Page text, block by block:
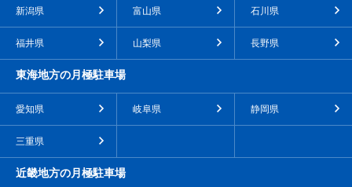
新潟県 富山県 石川県
福井県 山梨県 長野県
東海地方の月極駐車場
愛知県 岐阜県 静岡県
三重県
近畿地方の月極駐車場